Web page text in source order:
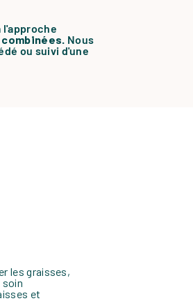
l'approche
. Nous
ou suivi d'une
les graisses,
soin
et